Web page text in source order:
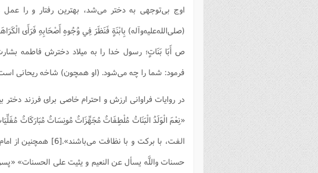
اوج بی‌توجهی به دختر می‌شد، بهترین رفتار و را
(صلی‌الله‌علیه‌و‌آله) بِابْنَةٍ فَنَظَرَ فِي وُجُوهِ أَصْحَابِهِ فَرَأَى
ص أَبَا بَنَاتٍ؛ رسول خدا را به میلاد دخترش فاطمه
فرمود: شما را چه می‌شود. (او همچون) شاخه ریحانی
در روایات فراوانی ارزش و احترام خاصی برای فرزند دختر
«نِعْمَ الْوَلَدُ الْبَنَاتُ مُلْطِفَاتٌ مُجَهِّزَاتٌ مُونِسَاتٌ مُبَارَكَاتٌ
الفت، با برکت و با
حسنات واللَّه یسأل عن النعیم و یثیت علی الحسنات»